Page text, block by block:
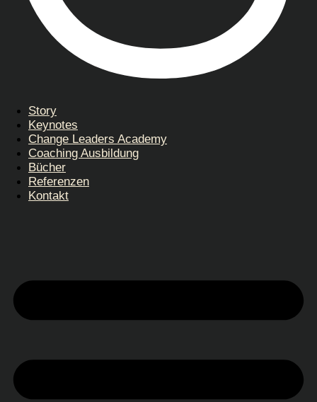
Story
Keynotes
Change Leaders Academy
Coaching Ausbildung
Bücher
Referenzen
Kontakt